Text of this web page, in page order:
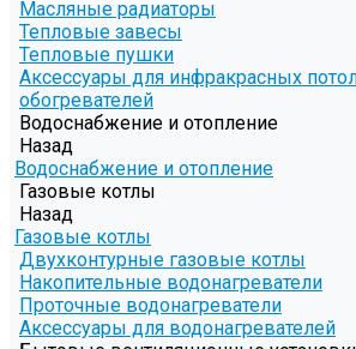
Масляные радиаторы
Тепловые завесы
Тепловые пушки
Аксессуары для инфракрасных
обогревателей
Водоснабжение и отопление
Назад
Водоснабжение и отопление
Газовые котлы
Назад
Газовые котлы
Двухконтурные газовые котлы
Накопительные водонагреватели
Проточные водонагреватели
Аксессуары для водонагревателей